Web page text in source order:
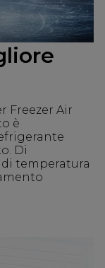
Freezer Air
è
Di
temperatura